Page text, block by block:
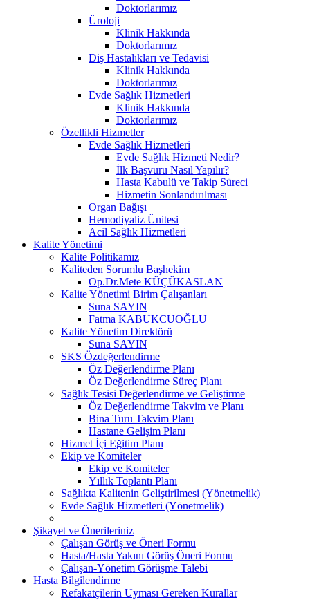
Doktorlarımız
Üroloji
Klinik Hakkında
Doktorlarımız
Diş Hastalıkları ve Tedavisi
Klinik Hakkında
Doktorlarımız
Evde Sağlık Hizmetleri
Klinik Hakkında
Doktorlarımız
Özellikli Hizmetler
Evde Sağlık Hizmetleri
Evde Sağlık Hizmeti Nedir?
İlk Başvuru Nasıl Yapılır?
Hasta Kabulü ve Takip Süreci
Hizmetin Sonlandırılması
Organ Bağışı
Hemodiyaliz Ünitesi
Acil Sağlık Hizmetleri
Kalite Yönetimi
Kalite Politikamız
Kaliteden Sorumlu Başhekim
Op.Dr.Mete KÜÇÜKASLAN
Kalite Yönetimi Birim Çalışanları
Suna SAYIN
Fatma KABUKCUOĞLU
Kalite Yönetim Direktörü
Suna SAYIN
SKS Özdeğerlendirme
Öz Değerlendirme Planı
Öz Değerlendirme Süreç Planı
Sağlık Tesisi Değerlendirme ve Geliştirme
Öz Değerlendirme Takvim ve Planı
Bina Turu Takvim Planı
Hastane Gelişim Planı
Hizmet İçi Eğitim Planı
Ekip ve Komiteler
Ekip ve Komiteler
Yıllık Toplantı Planı
Sağlıkta Kalitenin Geliştirilmesi (Yönetmelik)
Evde Sağlık Hizmetleri (Yönetmelik)
Şikayet ve Önerileriniz
Çalışan Görüş ve Öneri Formu
Hasta/Hasta Yakını Görüş Öneri Formu
Çalışan-Yönetim Görüşme Talebi
Hasta Bilgilendirme
Refakatçilerin Uyması Gereken Kurallar